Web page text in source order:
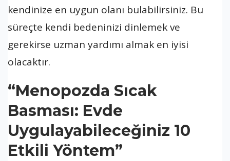
kendinize en uygun olanı bulabilirsiniz. Bu
süreçte kendi bedeninizi dinlemek ve
gerekirse uzman yardımı almak en iyisi
olacaktır.
“Menopozda Sıcak
Basması: Evde
Uygulayabileceğiniz 10
Etkili Yöntem”